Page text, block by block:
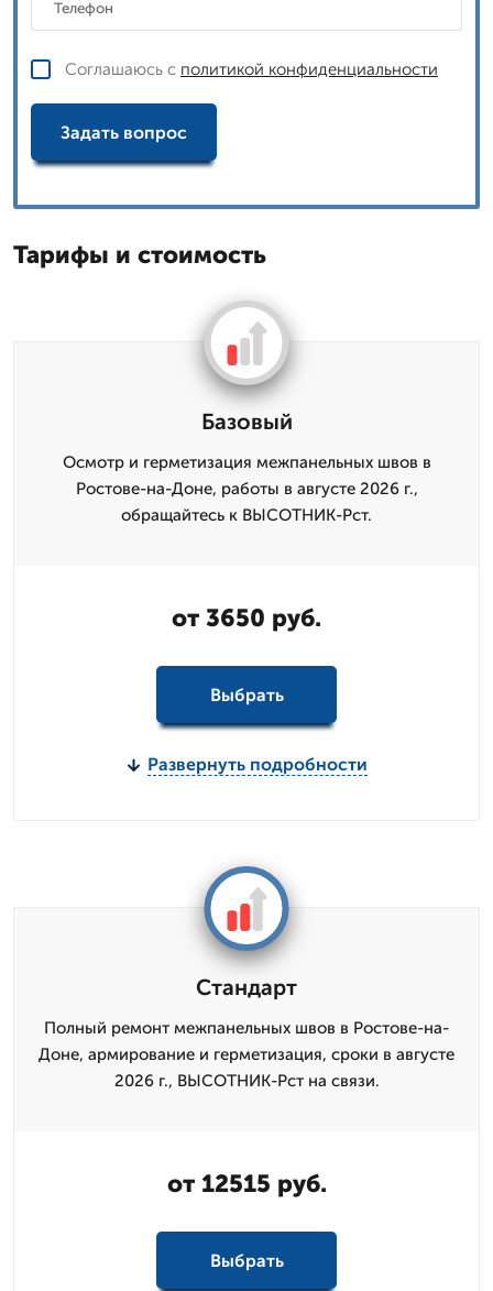
Соглашаюсь с политикой конфиденциальности
Задать вопрос
Тарифы и стоимость
Базовый
Осмотр и герметизация межпанельных швов в
Ростове-на-Доне, работы в августе 2026 г.,
обращайтесь к ВЫСОТНИК-Рст.
от 3650 руб.
Выбрать
Развернуть подробности
Стандарт
Полный ремонт межпанельных швов в Ростове-на-
Доне, армирование и герметизация, сроки в августе
2026 г., ВЫСОТНИК-Рст на связи.
от 12515 руб.
Выбрать